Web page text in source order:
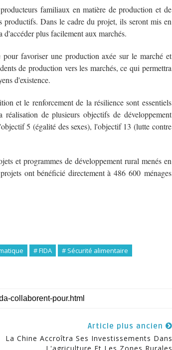
familiaux en matière de production et de
productifs. Dans le cadre du projet, ils seront mis en
plus facilement aux marchés.
favoriser une production axée sur le marché et
de production vers les marchés, ce qui permettra
d'existence.
et le renforcement de la résilience sont essentiels
de plusieurs objectifs de développement
5 (égalité des sexes), l'objectif 13 (lutte contre
et programmes de développement rural menés en
ont bénéficié directement à 486 600 ménages
# FIDA # Sécurité alimentaire
Article plus ancien
La Chine Accroîtra Ses Investissements Dans